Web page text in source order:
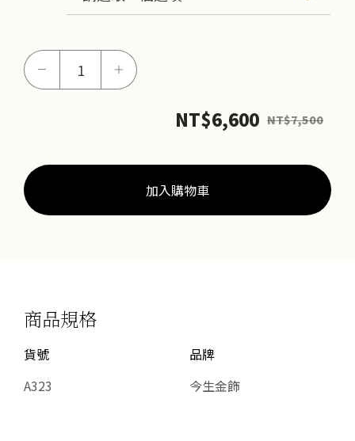
－
量
＋
NT$6,600 NT$7,500
加入購物車
商品規格
貨號
A323
品牌
今生金飾